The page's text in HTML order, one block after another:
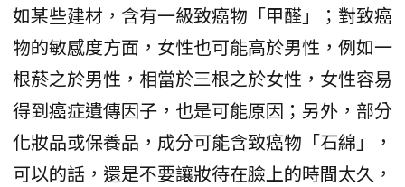
如某些建材，含有一級致癌物「甲醛」；對致癌
物的敏感度方面，女性也可能高於男性，例如一
根菸之於男性，相當於三根之於女性，女性容易
得到癌症遺傳因子，也是可能原因；另外，部分
化妝品或保養品，成分可能含致癌物「石綿」，
可以的話，還是不要讓妝待在臉上的時間太久，